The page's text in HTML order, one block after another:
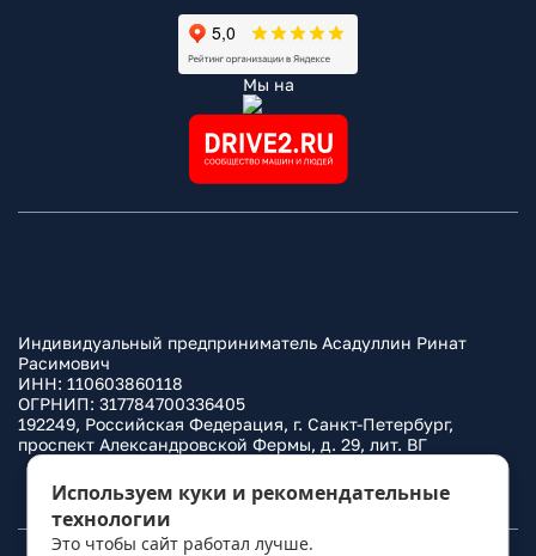
Мы на
Индивидуальный предприниматель Асадуллин Ринат
Расимович
ИНН: 110603860118
ОГРНИП: 317784700336405
192249, Российская Федерация, г. Санкт-Петербург,
проспект Александровской Фермы, д. 29, лит. ВГ
Политика конфиденциальности
Используем куки и рекомендательные
технологии
Это чтобы сайт работал лучше.